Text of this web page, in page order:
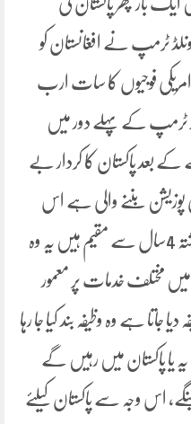
بار پھر پاکستان کی
ٹرمپ نے افغانستان کو
امریکی فوجیوں کا سات ارب
ٹرمپ کے پہلے دور میں
بعد پاکستان کا کردار بے
پوزیشن بننے والی ہے اس
کے علاوہ پاکستان 4000 افغانی گزشتہ 4سال سے مقیم ہیں یہ وہ
میں مختلف خدمات پر معمور
جاتا ہے وہ وظیفہ بند کیا جا رہا
یا پاکستان میں رہیں گے
اس وجہ سے پاکستان کیلئے